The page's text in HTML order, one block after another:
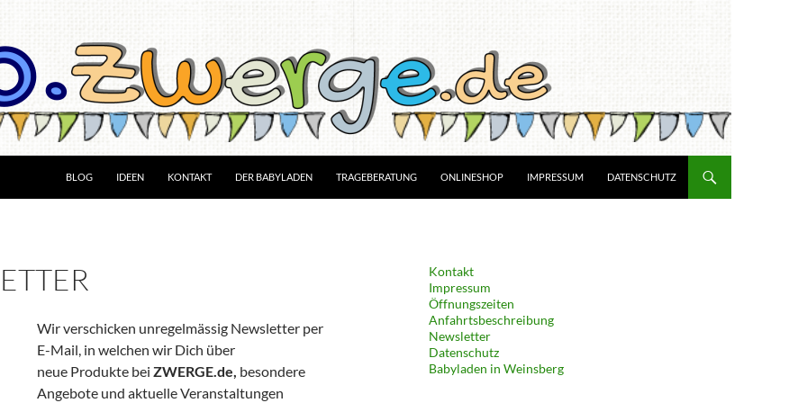
BLOG IDEEN KONTAKT DER BABYLADEN TRAGEBERATUNG ONLINESHOP IMPRESSUM DATENSCHUTZ
Wir verschicken unregelmässig Newsletter per
E-Mail, in welchen wir Dich über
neue Produkte bei ZWERGE.de, besondere
Angebote und aktuelle Veranstaltungen
Kontakt
Impressum
Öffnungszeiten
Anfahrtsbeschreibung
Newsletter
Datenschutz
Babyladen in Weinsberg